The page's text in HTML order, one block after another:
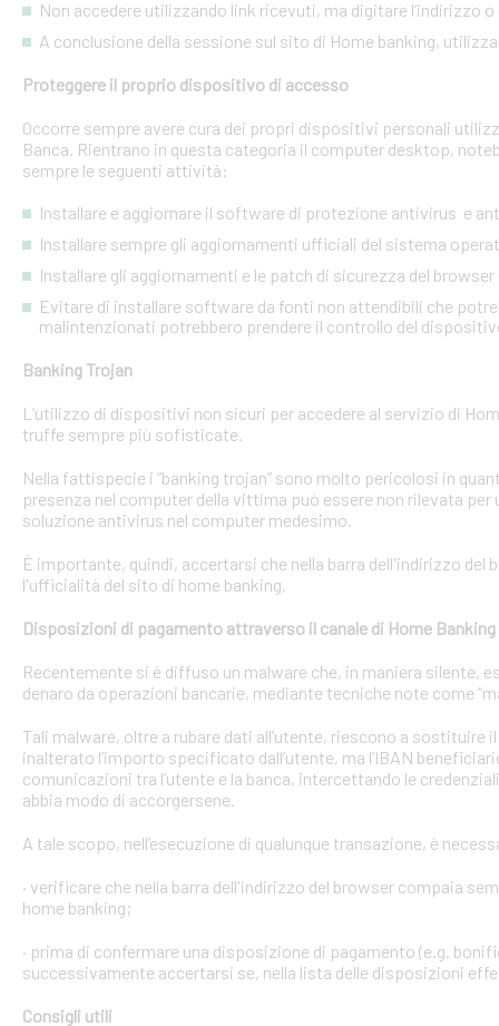
Non accedere utilizzando link ricevuti, ma digitare l’indirizzo
A conclusione della sessione sul sito di Home banking,
Proteggere il proprio dispositivo di accesso
Occorre sempre avere cura dei propri dispositivi personali
Banca. Rientrano in questa categoria il computer desktop,
sempre le seguenti attività:
Installare e aggiornare il software di protezione antivirus e
Installare sempre gli aggiornamenti ufficiali del sistema
Installare gli aggiornamenti e le patch di sicurezza del
Evitare di installare software da fonti non attendibili che
malintenzionati potrebbero prendere il controllo del
Banking Trojan
L’utilizzo di dispositivi non sicuri per accedere al servizio di
truffe sempre più sofisticate.
Nella fattispecie i “banking trojan” sono molto pericolosi in
presenza nel computer della vittima può essere non rilevata
soluzione antivirus nel computer medesimo.
È importante, quindi, accertarsi che nella barra dell'indirizzo
l'ufficialità del sito di home banking.
Disposizioni di pagamento attraverso il canale di Home Banking
Recentemente si è diffuso un malware che, in maniera silente,
denaro da operazioni bancarie, mediante tecniche note come
Tali malware, oltre a rubare dati all’utente, riescono a
inalterato l’importo specificato dall’utente, ma l’IBAN
comunicazioni tra l’utente e la banca, intercettando le
abbia modo di accorgersene.
A tale scopo, nell’esecuzione di qualunque transazione, è
· verificare che nella barra dell'indirizzo del browser compaia
home banking;
· prima di confermare una disposizione di pagamento (e.g.
successivamente accertarsi se, nella lista delle disposizioni
Consigli utili